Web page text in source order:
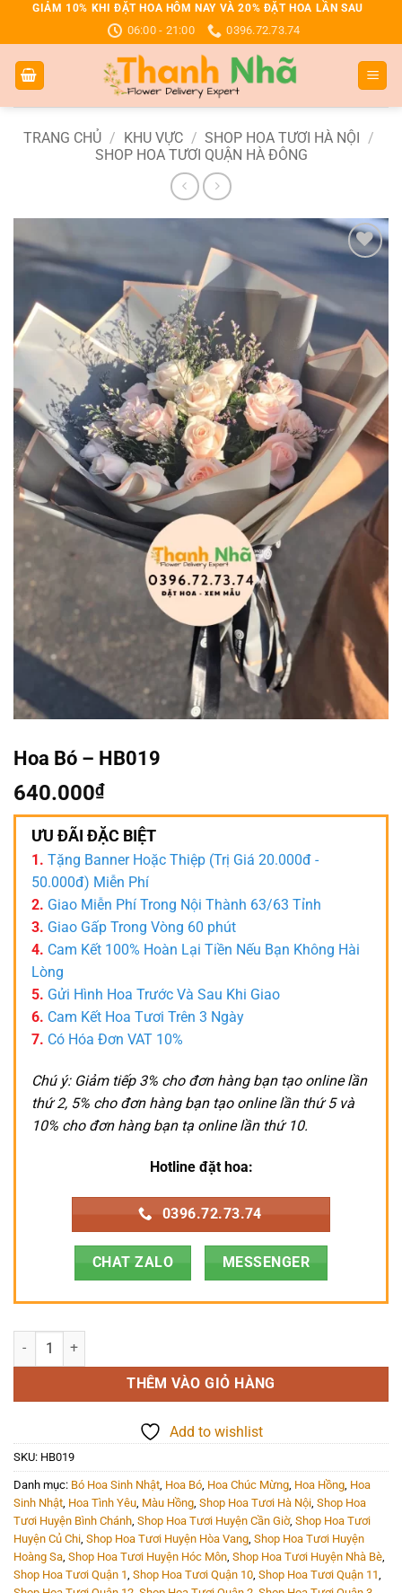
dung
GIẢM 10% KHI ĐẶT HOA HÔM NAY VÀ 20% ĐẶT HOA LẦN SAU
06:00 - 21:00 0396.72.73.74
TRANG CHỦ / KHU VỰC / SHOP HOA TƯƠI HÀ NỘI /
SHOP HOA TƯƠI QUẬN HÀ ĐÔNG
Add to
Hoa Bó – HB019
640.000₫
ƯU ĐÃI ĐẶC BIỆT
1. Tặng Banner Hoặc Thiệp (Trị Giá 20.000đ -
50.000đ) Miễn Phí
2. Giao Miễn Phí Trong Nội Thành 63/63 Tỉnh
3. Giao Gấp Trong Vòng 60 phút
4. Cam Kết 100% Hoàn Lại Tiền Nếu Bạn Không Hài
Lòng
5. Gửi Hình Hoa Trước Và Sau Khi Giao
6. Cam Kết Hoa Tươi Trên 3 Ngày
7. Có Hóa Đơn VAT 10%
Chú ý: Giảm tiếp 3% cho đơn hàng bạn tạo online lần
thứ 2, 5% cho đơn hàng bạn tạo online lần thứ 5 và
10% cho đơn hàng bạn tạ online lần thứ 10.
Hotline đặt hoa:
0396.72.73.74
CHAT ZALO MESSENGER
Hoa Bó - HB019 số lượng
THÊM VÀO GIỎ HÀNG
Add to wishlist
SKU: HB019
Danh mục: Bó Hoa Sinh Nhật Hoa Bó Hoa Chúc Mừng Hoa Hồng Hoa
Sinh Nhật Hoa Tình Yêu Màu Hồng Shop Hoa Tươi Hà Nội Shop Hoa
Tươi Huyện Bình Chánh Shop Hoa Tươi Huyện Cần Giờ, Shop Hoa Tươi
Huyện Củ Chi Shop Hoa Tươi Huyện Hòa Vang Shop Hoa Tươi Huyện
Hoàng Sa Shop Hoa Tươi Huyện Hóc Môn Shop Hoa Tươi Huyện Nhà Bè
Shop Hoa Tươi Quận 1 Shop Hoa Tươi Quận 10 Shop Hoa Tươi Quận 11